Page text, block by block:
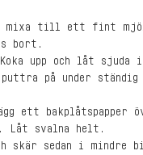
mixa till ett fint
bort.
upp och låt sjuda
på under ständig
ett bakplåtspapper
svalna helt.
skär sedan i mindre